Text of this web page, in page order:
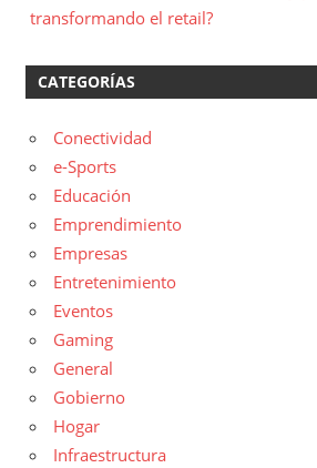
transformando el retail?
CATEGORÍAS
Conectividad
e-Sports
Educación
Emprendimiento
Empresas
Entretenimiento
Eventos
Gaming
General
Gobierno
Hogar
Infraestructura